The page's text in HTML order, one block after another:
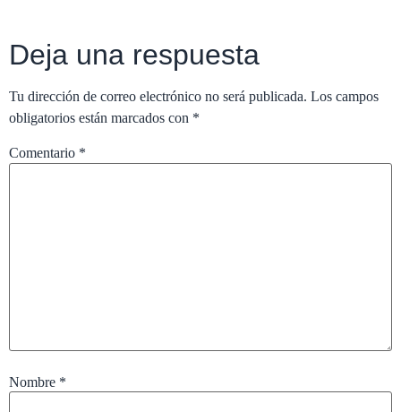
Deja una respuesta
Tu dirección de correo electrónico no será publicada. Los campos
obligatorios están marcados con *
Comentario *
Nombre *